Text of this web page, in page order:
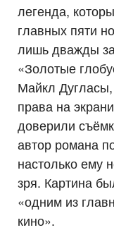
легенда,
главных пяти
лишь дважды
«Золотые
Майкл
права на
доверили
автор романа
настолько ему
зря. Картина
«одним из
кино».